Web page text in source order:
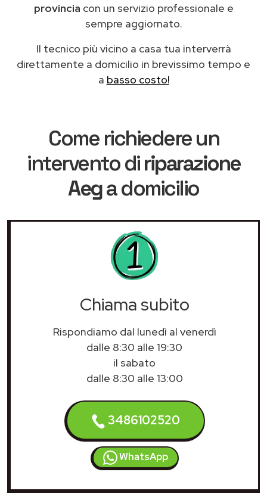
provincia con un servizio professionale e
sempre aggiornato.
Il tecnico più vicino a casa tua interverrà
direttamente a domicilio in brevissimo tempo e
a basso costo!
Come richiedere un
intervento diriparazione
Aega domicilio
Chiama subito
Rispondiamo dal lunedì al venerdì
dalle 8:30 alle 19:30
il sabato
dalle 8:30 alle 13:00
3486102520
WhatsApp